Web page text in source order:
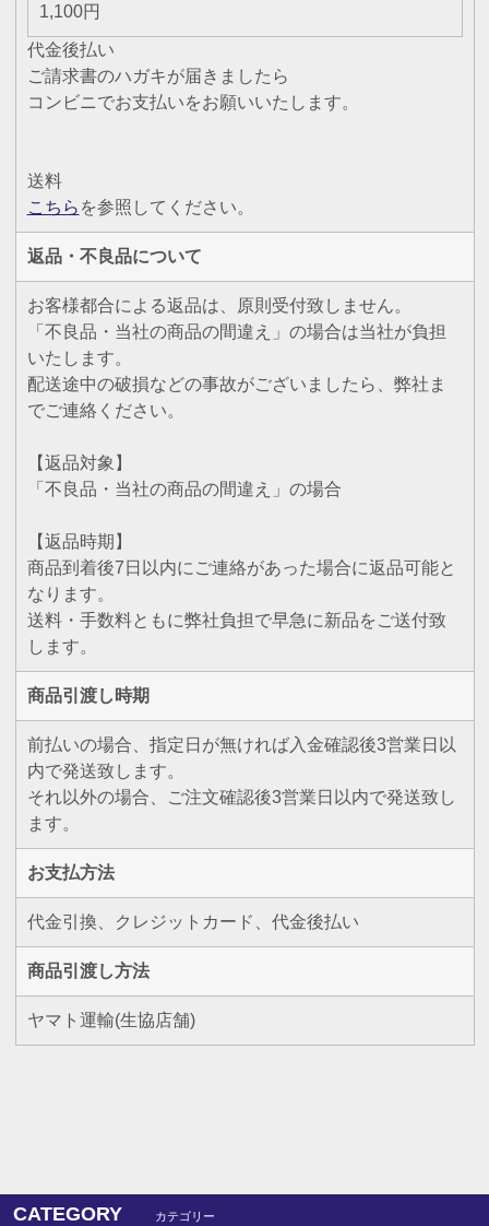
1,100円
代金後払い
ご請求書のハガキが届きましたら
コンビニでお支払いをお願いいたします。
送料
こちら を参照してください。
返品・不良品について
お客様都合による返品は、原則受付致しません。
「不良品・当社の商品の間違え」の場合は当社が負担
いたします。
配送途中の破損などの事故がございましたら、弊社ま
でご連絡ください。
【返品対象】
「不良品・当社の商品の間違え」の場合
【返品時期】
商品到着後7日以内にご連絡があった場合に返品可能と
なります。
送料・手数料ともに弊社負担で早急に新品をご送付致
します。
商品引渡し時期
前払いの場合、指定日が無ければ入金確認後3営業日以
内で発送致します。
それ以外の場合、ご注文確認後3営業日以内で発送致し
ます。
お支払方法
代金引換、クレジットカード、代金後払い
商品引渡し方法
ヤマト運輸(生協店舗)
CATEGORY カテゴリー